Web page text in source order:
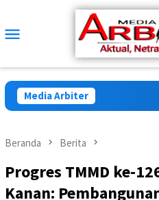
konten
Mobile
Media Arbiter
Beranda Berita
Progres TMMD ke-
Kanan: